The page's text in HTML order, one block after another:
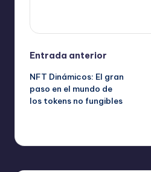
Navegación
de
entradas
Entrada anterior
NFT Dinámicos: El gran
paso en el mundo de
los tokens no fungibles